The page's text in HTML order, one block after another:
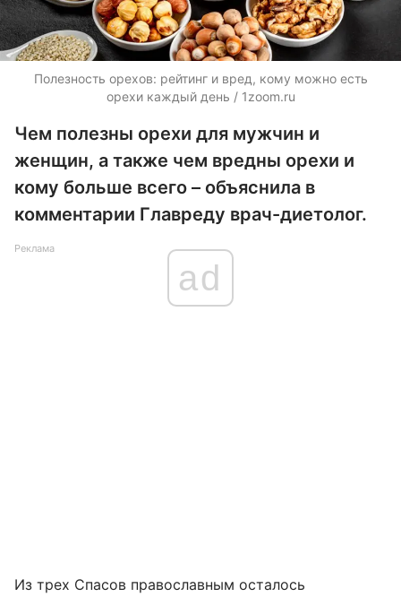
Полезность орехов: рейтинг и вред, кому можно есть
орехи каждый день / 1zoom.ru
Чем полезны орехи для мужчин и
женщин, а также чем вредны орехи и
кому больше всего – объяснила в
комментарии Главреду врач-диетолог.
Реклама
ad
Из трех Спасов православным осталось